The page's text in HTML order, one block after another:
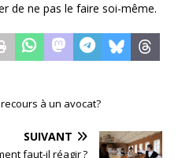
de ne pas le faire soi-même.
à un avocat?
SUIVANT
faut-il réagir ?